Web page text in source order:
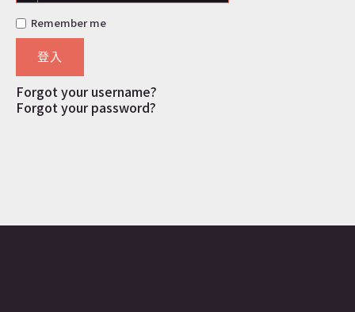
Remember me
登入
Forgot your username?
Forgot your password?